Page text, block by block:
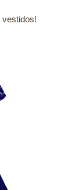
vestidos!